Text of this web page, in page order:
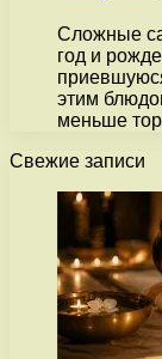
Сложные
год и
этим
меньше
Свежие записи